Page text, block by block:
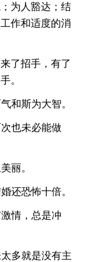
为人豁达；结
作和适度的消
了招手，有了
。
和斯为大智。
也未必能做
丽。
还恐怖十倍。
情，总是冲
多就是没有主